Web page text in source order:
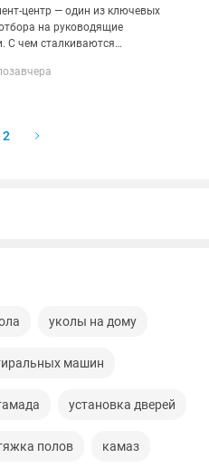
центр — один из ключевых
на руководящие
ролевые игры
2
уколы на дому
машин
установка дверей
полов камаз